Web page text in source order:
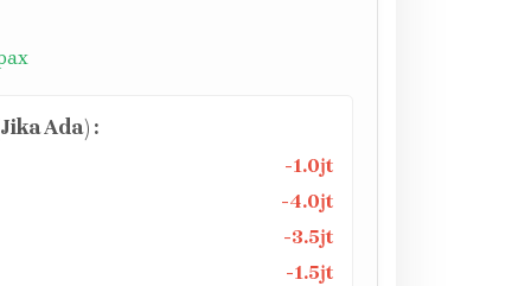
Ada) :
-1.0jt
-4.0jt
-3.5jt
-1.5jt